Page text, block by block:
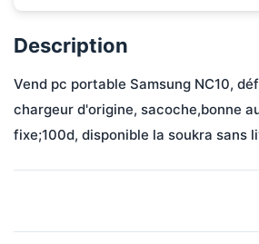
Description
Vend pc portable Samsung NC10,
chargeur d'origine, sacoche,bonne
fixe;100d, disponible la soukra sans